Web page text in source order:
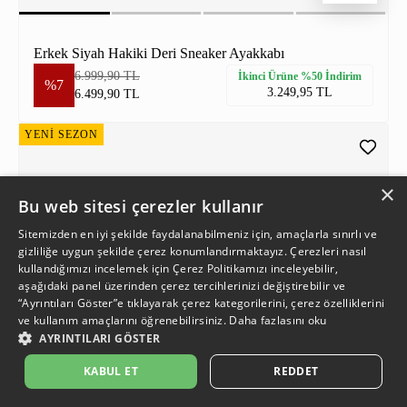
Erkek Siyah Hakiki Deri Sneaker Ayakkabı
%7
6.999,90 TL
6.499,90 TL
İkinci Ürüne %50 İndirim
3.249,95 TL
YENİ SEZON
×
Bu web sitesi çerezler kullanır
Sitemizden en iyi şekilde faydalanabilmeniz için, amaçlarla sınırlı ve
gizliliğe uygun şekilde çerez konumlandırmaktayız. Çerezleri nasıl
kullandığımızı incelemek içinÇerez Politikamızı inceleyebilir,
aşağıdaki panel üzerinden çerez tercihlerinizi değiştirebilir ve
“Ayrıntıları Göster”e tıklayarak çerez kategorilerini, çerez özelliklerini
ve kullanım amaçlarını öğrenebilirsiniz. Daha fazlasını oku
AYRINTILARI GÖSTER
KABUL ET REDDET